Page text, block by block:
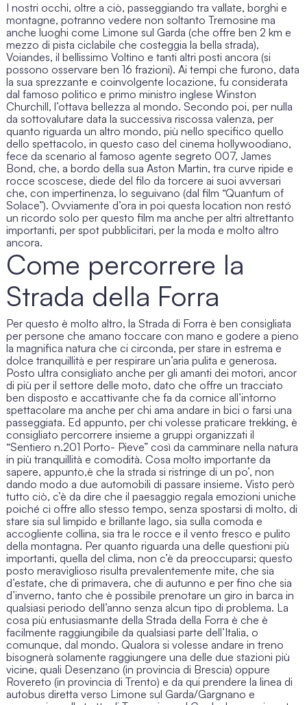
I nostri occhi, oltre a ciò, passeggiando tra vallate, borghi e
montagne, potranno vedere non soltanto Tremosine ma
anche luoghi come Limone sul Garda (che offre ben 2 km e
mezzo di pista ciclabile che costeggia la bella strada),
Voiandes, il bellissimo Voltino e tanti altri posti ancora (si
possono osservare ben 16 frazioni). Ai tempi che furono, data
la sua sprezzante e coinvolgente locazione, fu considerata
dal famoso politico e primo ministro inglese Winston
Churchill, l’ottava bellezza al mondo. Secondo poi, per nulla
da sottovalutare data la successiva riscossa valenza, per
quanto riguarda un altro mondo, più nello specifico quello
dello spettacolo, in questo caso del cinema hollywoodiano,
fece da scenario al famoso agente segreto 007, James
Bond, che, a bordo della sua Aston Martin, tra curve ripide e
rocce scoscese, diede del filo da torcere ai suoi avversari
che, con impertinenza, lo seguivano (dal film “Quantum of
Solace”). Ovviamente d’ora in poi questa location non restó
un ricordo solo per questo film ma anche per altri altrettanto
importanti, per spot pubblicitari, per la moda e molto altro
ancora.
Come percorrere la
Strada della Forra
Per questo è molto altro, la Strada di Forra è ben consigliata
per persone che amano toccare con mano e godere a pieno
la magnifica natura che ci circonda, per stare in estrema e
dolce tranquillità e per respirare un’aria pulita e generosa.
Posto ultra consigliato anche per gli amanti dei motori, ancor
di più per il settore delle moto, dato che offre un tracciato
ben disposto e accattivante che fa da cornice all’intorno
spettacolare ma anche per chi ama andare in bici o farsi una
passeggiata. Ed appunto, per chi volesse praticare trekking, è
consigliato percorrere insieme a gruppi organizzati il
“Sentiero n.201 Porto- Pieve” così da camminare nella natura
in più tranquillità e comodità. Cosa molto importante da
sapere, appunto,è che la strada si ristringe di un po’, non
dando modo a due automobili di passare insieme. Visto però
tutto ciò, c’è da dire che il paesaggio regala emozioni uniche
poiché ci offre allo stesso tempo, senza spostarsi di molto, di
stare sia sul limpido e brillante lago, sia sulla comoda e
accogliente collina, sia tra le rocce e il vento fresco e pulito
della montagna. Per quanto riguarda una delle questioni più
importanti, quella del clima, non c’è da preoccuparsi; questo
posto meraviglioso risulta prevalentemente mite, che sia
d’estate, che di primavera, che di autunno e per fino che sia
d’inverno, tanto che è possibile prenotare un giro in barca in
qualsiasi periodo dell’anno senza alcun tipo di problema. La
cosa più entusiasmante della Strada della Forra è che è
facilmente raggiungibile da qualsiasi parte dell’Italia, o
comunque, dal mondo. Qualora si volesse andare in treno
bisognerà solamente raggiungere una delle due stazioni più
vicine, quali Desenzano (in provincia di Brescia) oppure
Rovereto (in provincia di Trento) e da qui prendere la linea di
autobus diretta verso Limone sul Garda/Gargnano e